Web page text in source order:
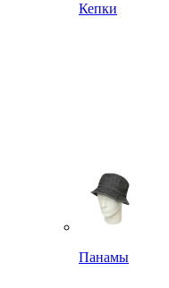
Кепки
Панамы